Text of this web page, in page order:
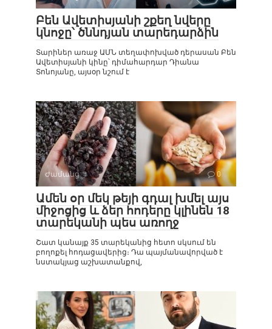
Բեն Ավետիսյանի շքեղ նվերը
կնոջը՝ ծննդյան տարեդարձին
Տարիներ առաջ ԱՄՆ տեղափոխված դերասան Բեն
Ավետիսյանի կինը՝ դիմահարդար Դիանա
Տոնոյանը, այսօր նշում է
Ժամանց 0
Ամեն օր մեկ թեյի գդալ խմել այս
միջոցից և ձեր հոդերը կլինեն 18
տարեկանի պես առողջ
Շատ կանայք 35 տարեկանից հետո սկսում են
բողոքել հոդացավերից։ Դա պայմանավորված է
նստակյաց աշխատանքով,